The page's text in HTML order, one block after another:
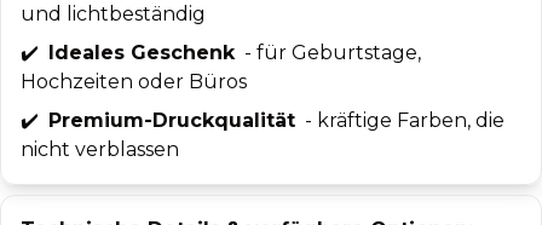
und lichtbeständig
✔️ Ideales Geschenk - für Geburtstage,
Hochzeiten oder Büros
✔️ Premium-Druckqualität - kräftige Farben, die
nicht verblassen